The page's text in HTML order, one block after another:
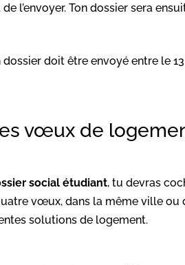
l’envoyer. Ton dossier sera
doit être envoyé entre le
vœux de
social étudiant, tu devras
vœux, dans la même ville
solutions de logement.